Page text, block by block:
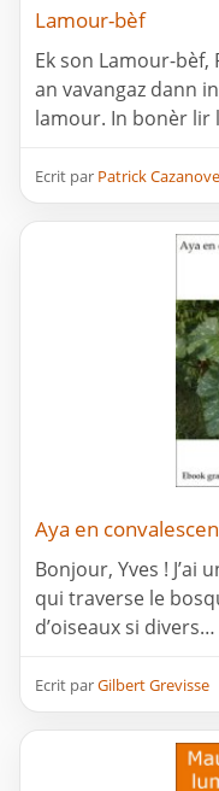
Lamour-bèf
Ek son Lamour-bèf,
an vavangaz dann
lamour. In bonèr lir
Ecrit par Patrick Cazanove
Aya en
Bonjour, Yves ! J’ai
qui traverse le
d’oiseaux si divers…
Ecrit parGilbert Grevisse